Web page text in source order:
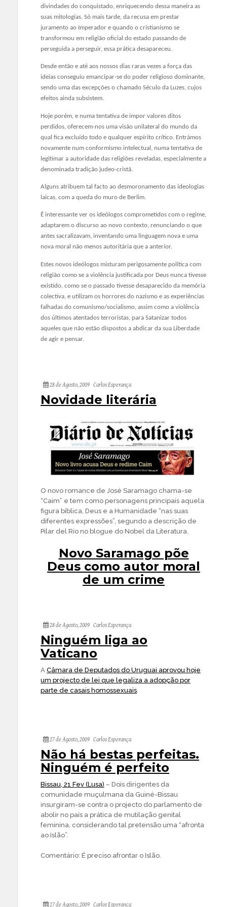
divindades do conquistado, enriquecendo dessa maneira as
suas mitologias. Só mais tarde, da recusa em prestar
juramento ao Imperador e quando o cristianismo se
transformou em religião oficial do estado passando de
perseguida a perseguir, essa prática desapareceu.
Desde então e até aos nossos dias raras vezes a força das
ideias conseguiu emancipar-se do poder religioso dominante,
sendo uma das excepções o chamado Século da Luzes, cujos
efeitos ainda subsistem.
Hoje porém, e numa tentativa de impor valores ditos
perdidos, oferecem-nos uma visão unilateral do mundo da
qual fica excluído todo e qualquer espírito crítico. Entrámos
novamente num conformismo intelectual, numa tentativa de
legitimar a autoridade das religiões reveladas, especialmente a
denominada tradição judeo-cristã.
Alguns atribuem tal facto ao desmoronamento das ideologias
laicas, com a queda do muro de Berlim.
É interessante ver os ideólogos comprometidos com o regime,
adaptarem o discurso ao novo contexto, renunciando o que
antes sacralizavam, inventando uma linguagem nova e uma
nova moral não menos autoritária que a anterior.
Estes novos ideólogos misturam perigosamente política com
religião como se a violência justificada por Deus nunca tivesse
existido, como se o passado tivesse desaparecido da memória
colectiva, e utilizam os horrores do nazismo e as experiências
falhadas do comunismo/socialismo, assim como a violência
dos últimos atentados terroristas, para Satanizar todos
aqueles que não estão dispostos a abdicar da sua Liberdade
de agir e pensar.
28 de Agosto, 2009 Carlos Esperança
Novidade literária
O novo romance de José Saramago chama-se
“Caim” e tem como personagens principais aquela
figura bíblica, Deus e a Humanidade “nas suas
diferentes expressões”, segundo a descrição de
Pilar del Río no blogue do Nobel da Literatura.
Novo Saramago põe
Deus como autor moral
de um crime
28 de Agosto, 2009 Carlos Esperança
Ninguém liga ao
Vaticano
A Câmara de Deputados do Uruguai aprovou hoje
um projecto de lei que legaliza a adopção por
parte de casais homossexuais
27 de Agosto, 2009 Carlos Esperança
Não há bestas perfeitas.
Ninguém é perfeito
Bissau, 21 Fev (Lusa) – Dois dirigentes da
comunidade muçulmana da Guiné-Bissau
insurgiram-se contra o projecto do parlamento de
abolir no país a prática de mutilação genital
feminina, considerando tal pretensão uma “afronta
ao Islão”.
Comentário: É preciso afrontar o Islão.
27 de Agosto, 2009 Carlos Esperança